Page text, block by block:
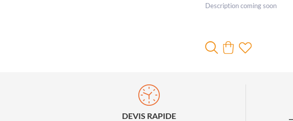
Description coming soon
DEVIS RAPIDE